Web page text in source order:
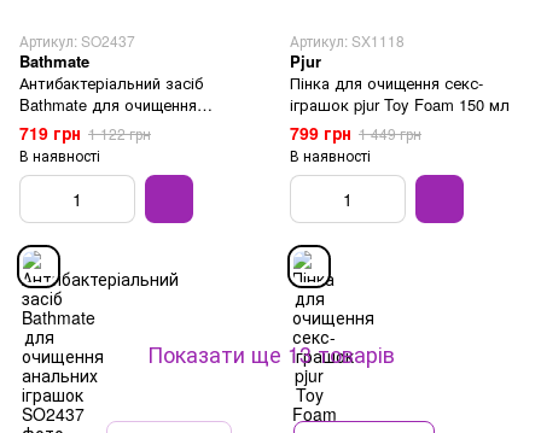
Артикул: SO2437
Bathmate
Антибактеріальний засіб
Bathmate для очищення
анальних іграшок
719 грн 1 122 грн
В наявності
Артикул: SX1118
Pjur
Пінка для очищення секс-
іграшок pjur Toy Foam 150 мл
799 грн 1 449 грн
В наявності
Показати ще 13 товарів